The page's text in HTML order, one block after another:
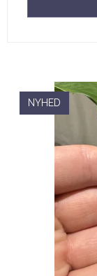
NYHED